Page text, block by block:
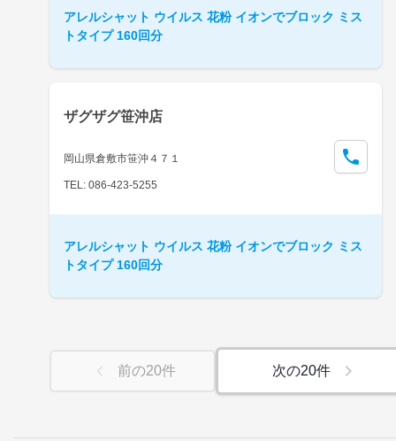
アレルシャット ウイルス 花粉 イオンでブロック ミス
トタイプ 160回分
ザグザグ笹沖店
岡山県倉敷市笹沖４７１
TEL: 086-423-5255
アレルシャット ウイルス 花粉 イオンでブロック ミス
トタイプ 160回分
前の20件 次の20件